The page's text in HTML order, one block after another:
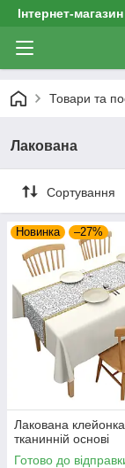
Інтернет-
Товари та
Лакована
Сортування
Новинка –27%
Лакована
тканинній основі
Готово до